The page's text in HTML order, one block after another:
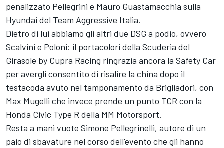
penalizzato Pellegrini e Mauro Guastamacchia sulla
Hyundai del Team Aggressive Italia.
Dietro di lui abbiamo gli altri due DSG a podio, ovvero
Scalvini e Poloni: il portacolori della Scuderia del
Girasole by Cupra Racing ringrazia ancora la Safety Car
per avergli consentito di risalire la china dopo il
testacoda avuto nel tamponamento da Brigliadori, con
Max Mugelli che invece prende un punto TCR con la
Honda Civic Type R della MM Motorsport.
Resta a mani vuote Simone Pellegrinelli, autore di un
paio di sbavature nel corso dell'evento che gli hanno